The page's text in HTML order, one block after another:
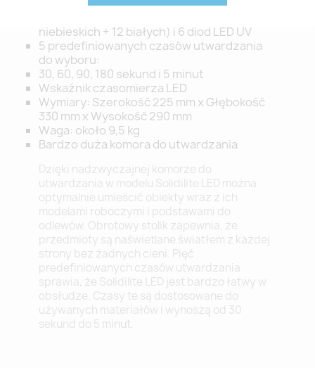
niebieskich + 12 białych) i 6 diod LED UV
5 predefiniowanych czasów utwardzania
do wyboru:
30, 60, 90, 180 sekund i 5 minut
Wskaźnik czasomierza LED
Wymiary: Szerokość 225 mm x Głębokość
330 mm x Wysokość 290 mm
Waga: około 9,5 kg
Bardzo duża komora do utwardzania
Dzięki nadzwyczajnej komorze do
utwardzania w modelu Solidilite LED można
optymalnie umieścić obiekty wraz z ich
modelami roboczymi i podstawami do
odlewów. Obrotowy stolik zapewnia, że
przedmioty są naświetlane światłem z każdej
strony bez żadnych cieni. Pięć
predefiniowanych czasów utwardzania
sprawia, że Solidilite LED jest bardzo łatwy w
obsłudze. Czasy te są dostosowane do
używanych materiałów i wynoszą od 30
sekund do 5 minut.